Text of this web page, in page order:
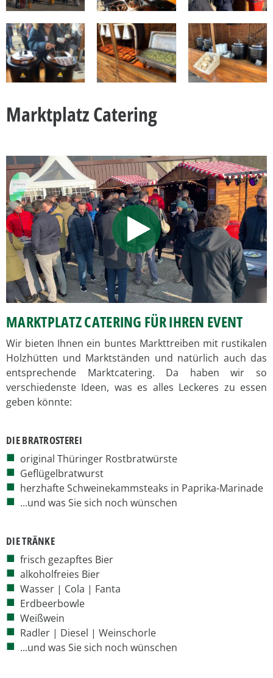
Marktplatz Catering
MARKTPLATZ CATERING FÜR IHREN EVENT
Wir bieten Ihnen ein buntes Markttreiben mit rustikalen
Holzhütten und Marktständen und natürlich auch das
entsprechende Marktcatering. Da haben wir so
verschiedenste Ideen, was es alles Leckeres zu essen
geben könnte:
DIE BRATROSTEREI
original Thüringer Rostbratwürste
Geflügelbratwurst
herzhafte Schweinekammsteaks in Paprika-Marinade
...und was Sie sich noch wünschen
DIE TRÄNKE
frisch gezapftes Bier
alkoholfreies Bier
Wasser | Cola | Fanta
Erdbeerbowle
Weißwein
Radler | Diesel | Weinschorle
...und was Sie sich noch wünschen